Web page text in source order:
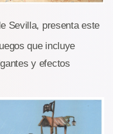
Sevilla, presenta este
que incluye
y efectos